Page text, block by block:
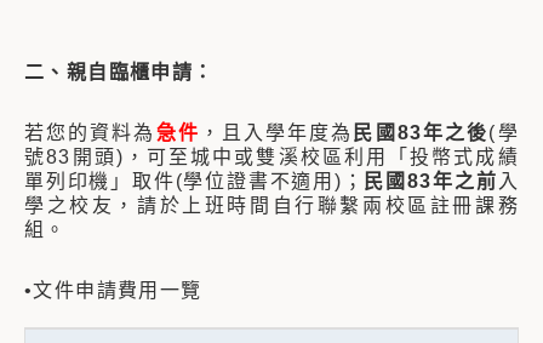
二、親自臨櫃申請：
若您的資料為 急件 ，且入學年度為 民國83年之後(學
號83開頭)，可至城中或雙溪校區利用「投幣式成績
單列印機」取件(學位證書不適用)； 民國83年之前 入
學之校友，請於上班時間自行聯繫兩校區註冊課務
組。
•文件申請費用一覽